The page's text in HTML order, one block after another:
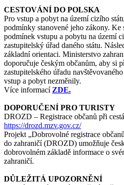
CESTOVÁNÍ DO POLSKA
Pro vstup a pobyt na území cizího
podmínky stanovené jeho zákony. Ke
podmínek vstupu a pobytu na území
zastupitelský úřad daného státu.
základní orientaci. Ministerstvo
doporučuje českým občanům, aby si
zastupitelského úřadu
vstup a pobyt nezměnily.
Více informací ZDE.
DOPORUČENÍ PRO TURISTY
DROZD – Registrace občanů při
https://drozd.mzv.gov.cz/
Projekt „Dobrovolné registrace
do zahraničí (DROZD) umožňuje
dobrovolném základě informace o
zahraničí.
DŮLEŽITÁ UPOZORNĚNÍ